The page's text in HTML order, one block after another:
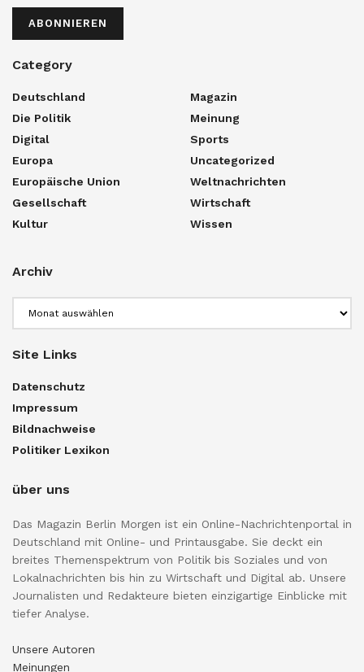
ABONNIEREN
Category
Deutschland
Die Politik
Digital
Europa
Europäische Union
Gesellschaft
Kultur
Magazin
Meinung
Sports
Uncategorized
Weltnachrichten
Wirtschaft
Wissen
Archiv
Site Links
Datenschutz
Impressum
Bildnachweise
Politiker Lexikon
über uns
Das Magazin Berlin Morgen ist ein Online-Nachrichtenportal in
Deutschland mit Online- und Printausgabe. Sie deckt ein
breites Themenspektrum von Politik bis Soziales und von
Lokalnachrichten bis hin zu Wirtschaft und Digital ab. Unsere
Journalisten und Redakteure bieten einzigartige Einblicke mit
tiefer Analyse.
Unsere Autoren
Meinungen